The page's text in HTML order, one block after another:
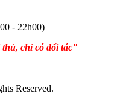
- 22h00)
chỉ có đối tác"
Reserved.